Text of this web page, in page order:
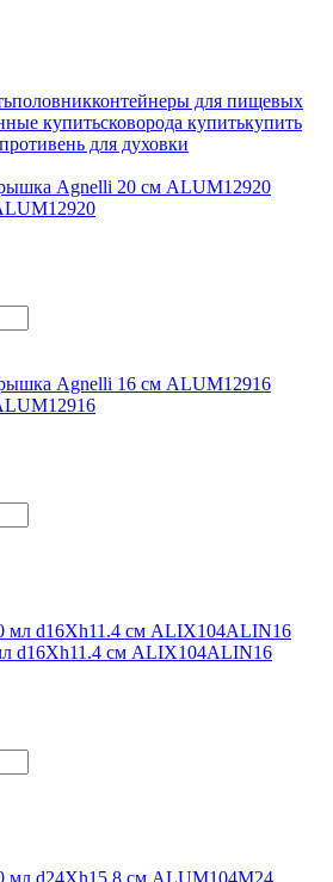
половникконтейнеры для пищевых
купитьсковорода купитькупить
для духовки
d16Xh11.4 см ALIX104ALIN16